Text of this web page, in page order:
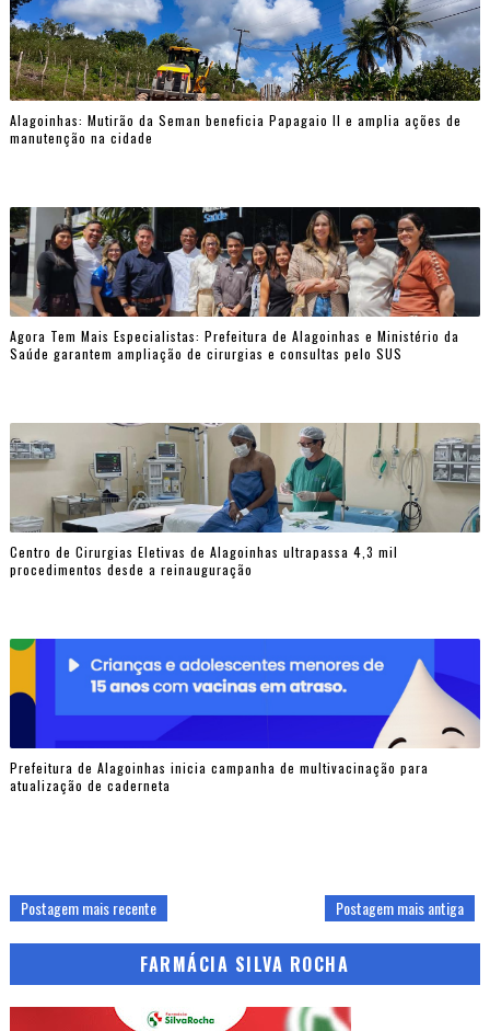
Alagoinhas: Mutirão da Seman beneficia Papagaio II e amplia ações de
manutenção na cidade
Agora Tem Mais Especialistas: Prefeitura de Alagoinhas e Ministério da
Saúde garantem ampliação de cirurgias e consultas pelo SUS
Centro de Cirurgias Eletivas de Alagoinhas ultrapassa 4,3 mil
procedimentos desde a reinauguração
Prefeitura de Alagoinhas inicia campanha de multivacinação para
atualização de caderneta
Postagem mais recente Postagem mais antiga
FARMÁCIA SILVA ROCHA